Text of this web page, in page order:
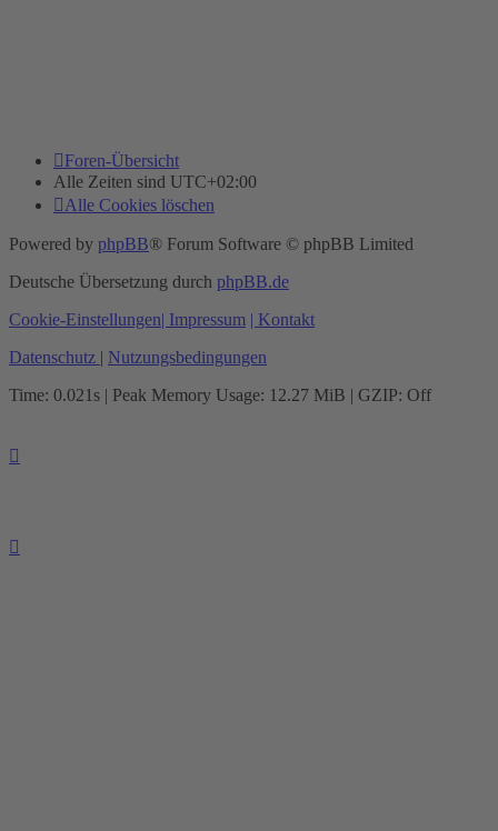
Foren-Übersicht
Alle Zeiten sind UTC+02:00
Alle Cookies löschen
Powered by phpBB® Forum Software © phpBB Limited
Deutsche Übersetzung durch phpBB.de
Cookie-Einstellungen| Impressum | Kontakt
Datenschutz | Nutzungsbedingungen
Time: 0.021s | Peak Memory Usage: 12.27 MiB | GZIP: Off